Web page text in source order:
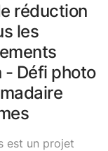
réduction
les
- Défi photo
est un projet